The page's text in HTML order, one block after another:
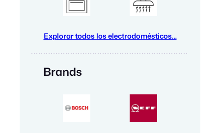
Explorar todos los electrodomésticos…
Brands